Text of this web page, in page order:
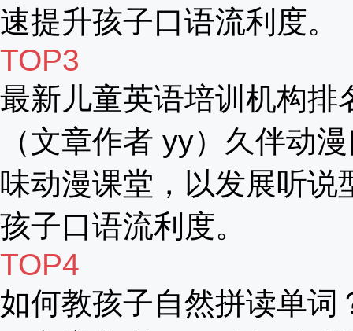
速提升孩子口语流利度。
TOP3
最新儿童英语培训机构排
（文章作者 yy）久伴动
味动漫课堂，以发展听说
孩子口语流利度。
TOP4
如何教孩子自然拼读单词